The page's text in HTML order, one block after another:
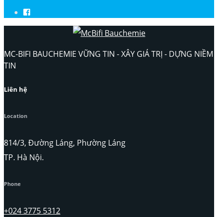
MC-BIFI BAUCHEMIE VỮNG TIN - XÂY GIÁ TRỊ - DỰNG NIỀM
TIN
Liên hệ
Location
814/3, Đường Láng, Phường Láng
TP. Hà Nội.
Phone
+024 3775 5312